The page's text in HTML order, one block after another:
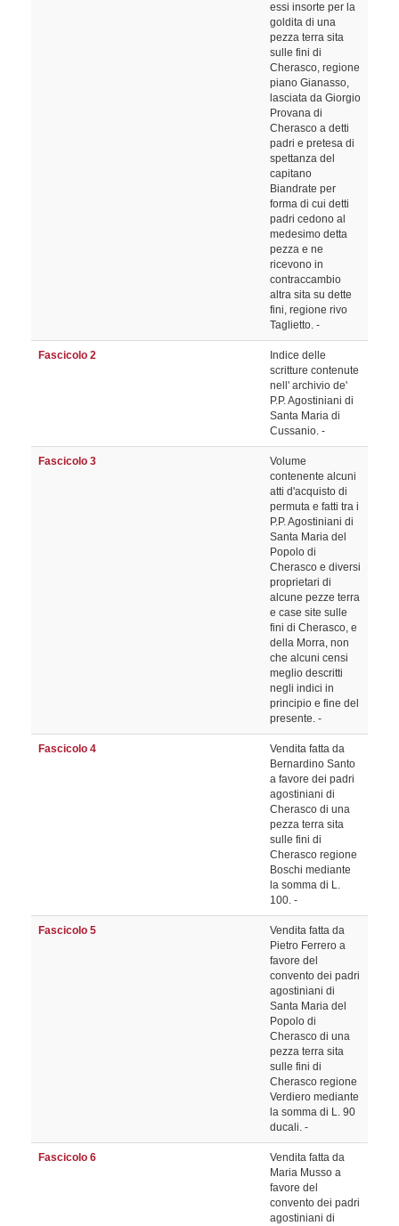
essi insorte per la
goldita di una
pezza terra sita
sulle fini di
Cherasco, regione
piano Gianasso,
lasciata da Giorgio
Provana di
Cherasco a detti
padri e pretesa di
spettanza del
capitano
Biandrate per
forma di cui detti
padri cedono al
medesimo detta
pezza e ne
ricevono in
contraccambio
altra sita su dette
fini, regione rivo
Taglietto. -
Fascicolo 2
Indice delle
scritture contenute
nell' archivio de'
P.P. Agostiniani di
Santa Maria di
Cussanio. -
Fascicolo 3
Volume
contenente alcuni
atti d'acquisto di
permuta e fatti tra i
P.P. Agostiniani di
Santa Maria del
Popolo di
Cherasco e diversi
proprietari di
alcune pezze terra
e case site sulle
fini di Cherasco, e
della Morra, non
che alcuni censi
meglio descritti
negli indici in
principio e fine del
presente. -
Fascicolo 4
Vendita fatta da
Bernardino Santo
a favore dei padri
agostiniani di
Cherasco di una
pezza terra sita
sulle fini di
Cherasco regione
Boschi mediante
la somma di L.
100. -
Fascicolo 5
Vendita fatta da
Pietro Ferrero a
favore del
convento dei padri
agostiniani di
Santa Maria del
Popolo di
Cherasco di una
pezza terra sita
sulle fini di
Cherasco regione
Verdiero mediante
la somma di L. 90
ducali. -
Fascicolo 6
Vendita fatta da
Maria Musso a
favore del
convento dei padri
agostiniani di